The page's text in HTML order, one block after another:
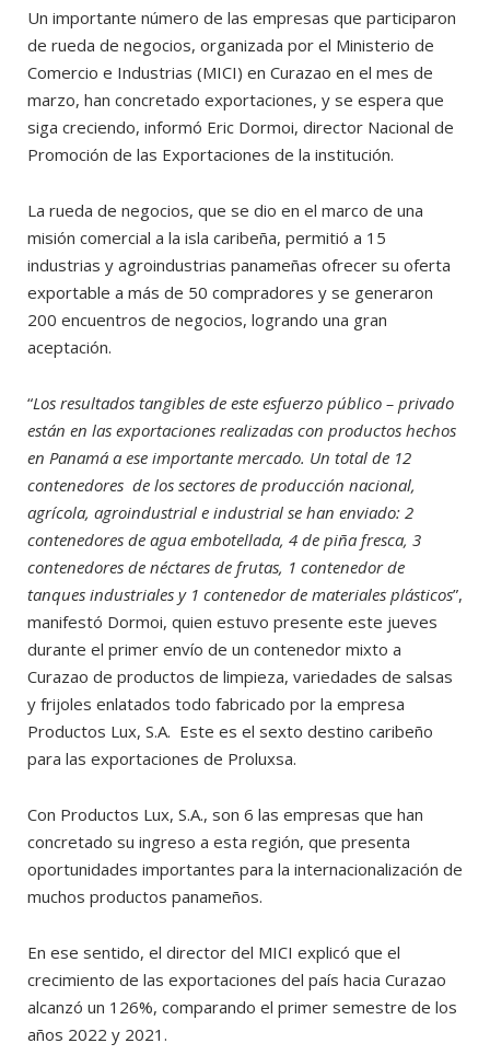
Un importante número de las empresas que participaron
de rueda de negocios, organizada por el Ministerio de
Comercio e Industrias (MICI) en Curazao en el mes de
marzo, han concretado exportaciones, y se espera que
siga creciendo, informó Eric Dormoi, director Nacional de
Promoción de las Exportaciones de la institución.
La rueda de negocios, que se dio en el marco de una
misión comercial a la isla caribeña, permitió a 15
industrias y agroindustrias panameñas ofrecer su oferta
exportable a más de 50 compradores y se generaron
200 encuentros de negocios, logrando una gran
aceptación.
“Los resultados tangibles de este esfuerzo público – privado
están en las exportaciones realizadas con productos hechos
en Panamá a ese importante mercado. Un total de 12
contenedores de los sectores de producción nacional,
agrícola, agroindustrial e industrial se han enviado: 2
contenedores de agua embotellada, 4 de piña fresca, 3
contenedores de néctares de frutas, 1 contenedor de
tanques industriales y 1 contenedor de materiales plásticos”,
manifestó Dormoi, quien estuvo presente este jueves
durante el primer envío de un contenedor mixto a
Curazao de productos de limpieza, variedades de salsas
y frijoles enlatados todo fabricado por la empresa
Productos Lux, S.A. Este es el sexto destino caribeño
para las exportaciones de Proluxsa.
Con Productos Lux, S.A., son 6 las empresas que han
concretado su ingreso a esta región, que presenta
oportunidades importantes para la internacionalización de
muchos productos panameños.
En ese sentido, el director del MICI explicó que el
crecimiento de las exportaciones del país hacia Curazao
alcanzó un 126%, comparando el primer semestre de los
años 2022 y 2021.